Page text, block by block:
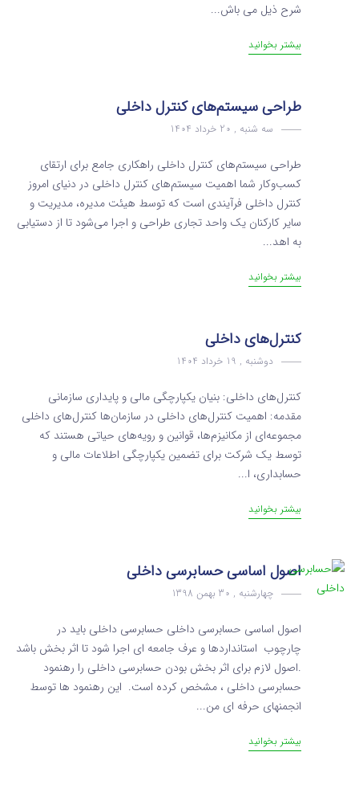
شرح ذیل می باش...
بیشتر بخوانید
طراحی سیستم‌های کنترل داخلی
سه شنبه , 20 خرداد 1404
طراحی سیستم‌های کنترل داخلی راهکاری جامع برای ارتقای
کسب‌وکار شما اهمیت سیستم‌های کنترل داخلی در دنیای امروز
کنترل داخلی فرآیندی است که توسط هیئت مدیره، مدیریت و
سایر کارکنان یک واحد تجاری طراحی و اجرا می‌شود تا از دستیابی
به اهد...
بیشتر بخوانید
کنترل‌های داخلی
دوشنبه , 19 خرداد 1404
کنترل‌های داخلی: بنیان یکپارچگی مالی و پایداری سازمانی
مقدمه: اهمیت کنترل‌های داخلی در سازمان‌ها کنترل‌های داخلی
مجموعه‌ای از مکانیزم‌ها، قوانین و رویه‌های حیاتی هستند که
توسط یک شرکت برای تضمین یکپارچگی اطلاعات مالی و
حسابداری، ا...
بیشتر بخوانید
اصول اساسی حسابرسی داخلی
چهارشنبه , 30 بهمن 1398
اصول اساسی حسابرسی داخلی حسابرسی داخلی باید در
چارچوب استانداردها و عرف جامعه ای اجرا شود تا اثر بخش باشد
.اصول لازم برای اثر بخش بودن حسابرسی داخلی را رهنمود
حسابرسی داخلی ، مشخص کرده است. این رهنمود ها توسط
انجمنهای حرفه ای من...
بیشتر بخوانید